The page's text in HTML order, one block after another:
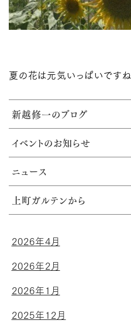
夏の花は元気いっぱいですね
新越修一のブログ
イベントのお知らせ
ニュース
上町ガルテンから
2026年4月
2026年2月
2026年1月
2025年12月